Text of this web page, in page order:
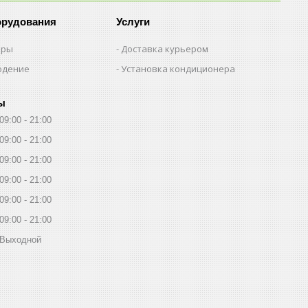
Услуги
Доставка курьером
Установка кондиционера
09:00
21:00
09:00
21:00
09:00
21:00
09:00
21:00
09:00
21:00
09:00
21:00
Выходной